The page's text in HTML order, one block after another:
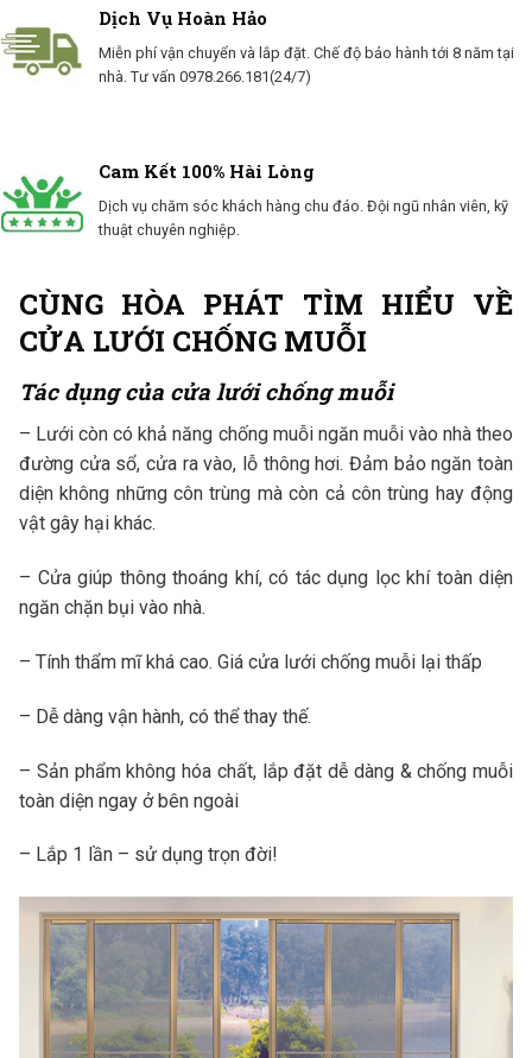
Dịch Vụ Hoàn Hảo
Miễn phí vận chuyển và lắp đặt. Chế độ bảo hành tới 8 năm tại
nhà. Tư vấn 0978.266.181(24/7)
Cam Kết 100% Hài Lòng
Dịch vụ chăm sóc khách hàng chu đáo. Đội ngũ nhân viên, kỹ
thuật chuyên nghiệp.
CÙNG HÒA PHÁT TÌM HIỂU VỀ
CỬA LƯỚI CHỐNG MUỖI
Tác dụng của cửa lưới chống muỗi
– Lưới còn có khả năng chống muỗi ngăn muỗi vào nhà theo
đường cửa sổ, cửa ra vào, lỗ thông hơi. Đảm bảo ngăn toàn
diện không những côn trùng mà còn cả côn trùng hay động
vật gây hại khác.
– Cửa giúp thông thoáng khí, có tác dụng lọc khí toàn diện
ngăn chặn bụi vào nhà.
– Tính thẩm mĩ khá cao. Giá cửa lưới chống muỗi lại thấp
– Dễ dàng vận hành, có thể thay thế.
– Sản phẩm không hóa chất, lắp đặt dễ dàng & chống muỗi
toàn diện ngay ở bên ngoài
– Lắp 1 lần – sử dụng trọn đời!